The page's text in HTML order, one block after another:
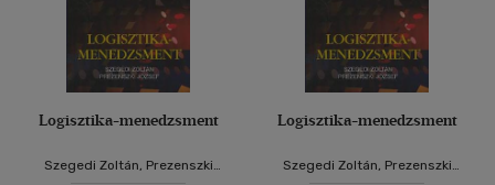
Logisztika-menedzsment
Szegedi Zoltán, Prezenszki
Logisztika-menedzsment
Szegedi Zoltán, Prezenszki